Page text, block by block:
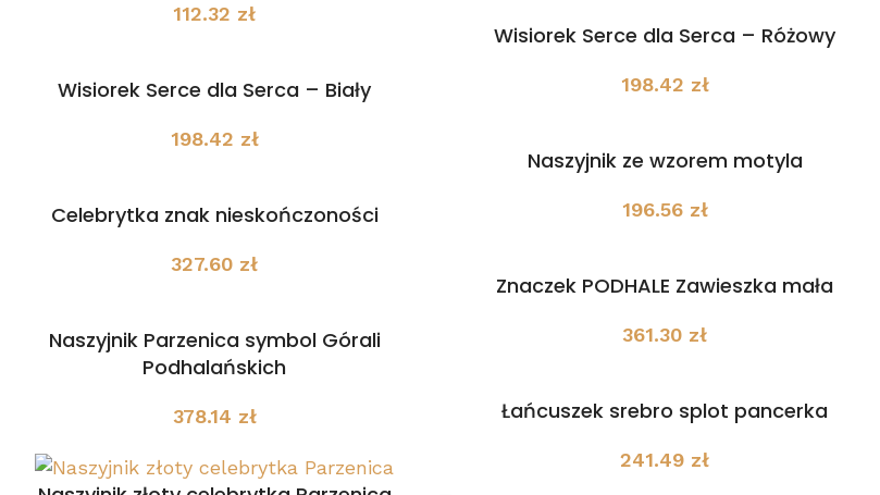
112.32 zł
Wisiorek Serce dla Serca – Różowy
198.42 zł
Wisiorek Serce dla Serca – Biały
198.42 zł
Naszyjnik ze wzorem motyla
196.56 zł
Celebrytka znak nieskończoności
327.60 zł
Znaczek PODHALE Zawieszka mała
361.30 zł
Naszyjnik Parzenica symbol Górali
Podhalańskich
378.14 zł Łańcuszek srebro splot pancerka
241.49 zł